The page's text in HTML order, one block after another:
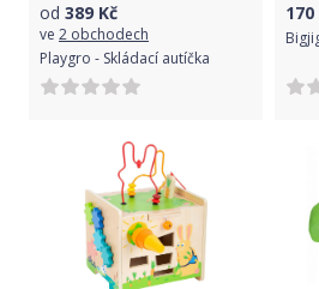
od 389 Kč
ve 2 obchodech
Playgro - Skládací autíčka
170